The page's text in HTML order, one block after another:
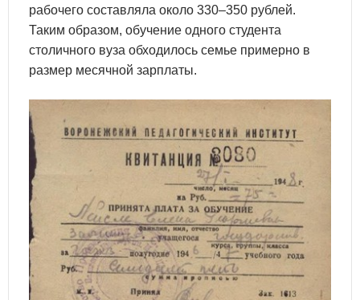
рабочего составляла около 330–350 рублей.
Таким образом, обучение одного студента
столичного вуза обходилось семье примерно в
размер месячной зарплаты.